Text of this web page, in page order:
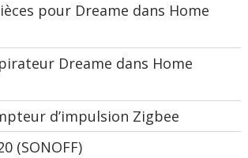
pour Dreame dans Home
Dreame dans Home
d’impulsion Zigbee
(SONOFF)